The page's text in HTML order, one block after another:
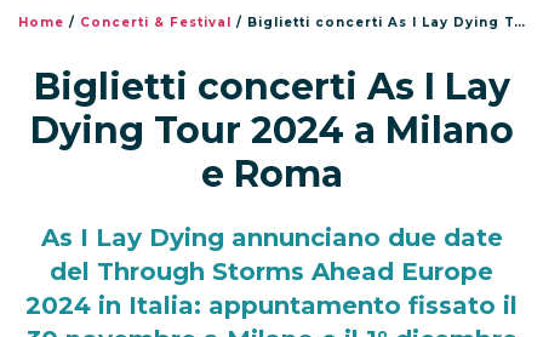
Home / Concerti & Festival / Biglietti concerti As I Lay Dying Tour 2024 a Milano e Roma
Biglietti concerti As I Lay
Dying Tour 2024 a Milano
e Roma
As I Lay Dying annunciano due date
del Through Storms Ahead Europe
2024 in Italia: appuntamento fissato il